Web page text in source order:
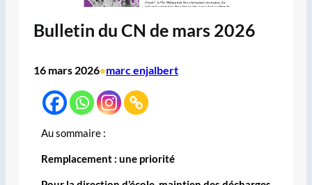
Bulletin du CN de mars 2026
16 mars 2026•marc enjalbert
Au sommaire :
Remplacement : une priorité